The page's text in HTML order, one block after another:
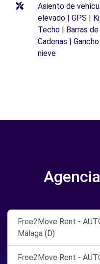
Asiento de
elevado | GPS |
Techo | Barras
Cadenas |
nieve
Free2Move Rent -
Málaga (D)
Free2Move Rent -